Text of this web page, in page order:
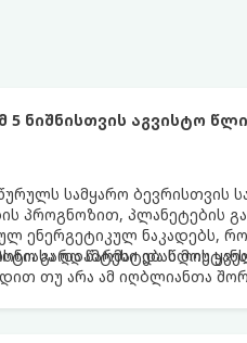
5 ნიშნისთვის აგვისტო
სამყარო ბევრისთვის
პროგნოზით, პლანეტების
ენერგეტიკულ ნაკადებს,
და წარმატებას
გარდამტეხი და წლის
თუ არა ამ იღბლიანთა